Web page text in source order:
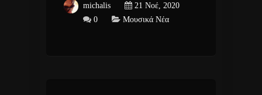
michalis
21 Νοέ, 2020
0
Μουσικά Νέα